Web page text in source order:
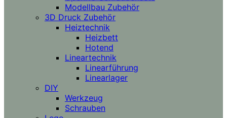
Modellbau Zubehör
3D Druck Zubehör
Heiztechnik
Heizbett
Hotend
Lineartechnik
Linearführung
Linearlager
DIY
Werkzeug
Schrauben